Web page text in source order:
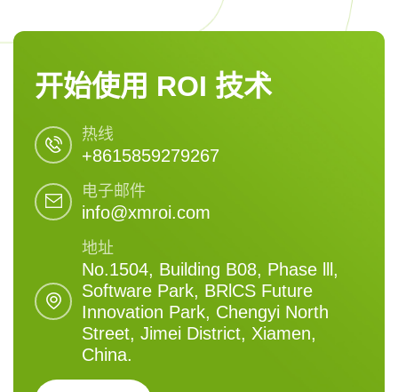
开始使用 ROI 技术
热线
+8615859279267
电子邮件
info@xmroi.com
地址
No.1504, Building B08, Phase lll,
Software Park, BRlCS Future
Innovation Park, Chengyi North
Street, Jimei District, Xiamen,
China.